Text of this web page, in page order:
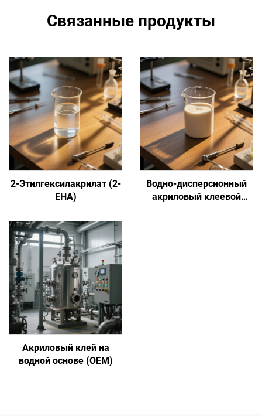
Связанные продукты
2-Этилгексилакрилат (2-
EHA)
Водно-дисперсионный
акриловый клеевой
Акриловый клей на
водной основе (OEM)